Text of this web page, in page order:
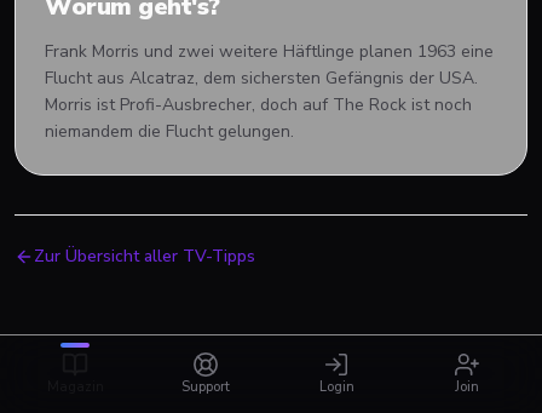
Worum geht's?
Frank Morris und zwei weitere Häftlinge planen 1963 eine
Flucht aus Alcatraz, dem sichersten Gefängnis der USA.
Morris ist Profi-Ausbrecher, doch auf The Rock ist noch
niemandem die Flucht gelungen.
Zur Übersicht aller TV-Tipps
Support Login Join